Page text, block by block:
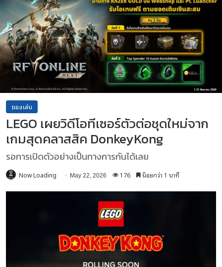
ของเล่น
LEGO เผยวิดีโอทีเซอร์ตัวต่อชุดใหม่จาก
เกมสุดคลาสสิค DonkeyKong
รอการเปิดตัวอย่างเป็นทางการกันได้เลย
Now Loading May 22, 2026 176 น้อยกว่า 1 นาที